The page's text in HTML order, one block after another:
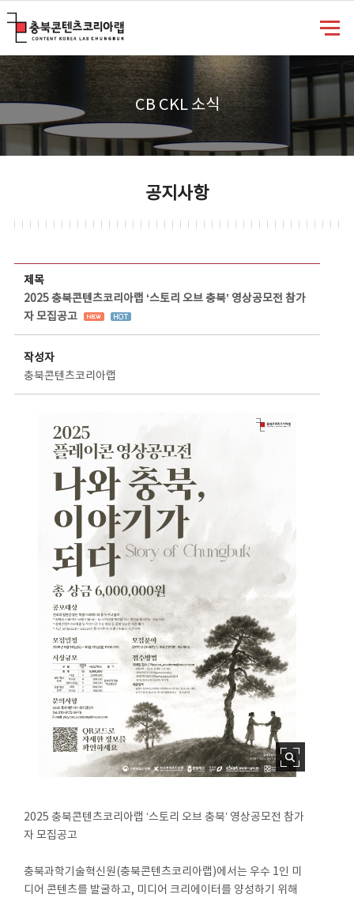
CB CKL 소식
공지사항
제목
2025 충북콘텐츠코리아랩 ‘스토리 오브 충북’ 영상공모전 참가
자 모집공고
작성자
충북콘텐츠코리아랩
2025 충북콘텐츠코리아랩 ‘스토리 오브 충북’ 영상공모전 참가
자 모집공고
충북과학기술혁신원(충북콘텐츠코리아랩)에서는 우수 1인 미
디어 콘텐츠를 발굴하고, 미디어 크리에이터를 양성하기 위해